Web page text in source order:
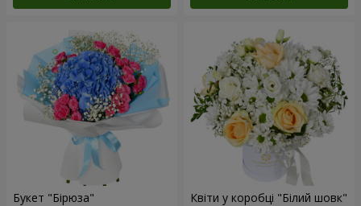
Букет "Бірюза" Квіти у коробці "Білий шовк"